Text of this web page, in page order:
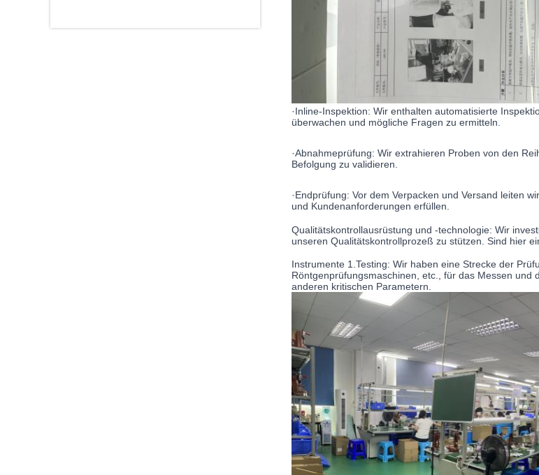
·Inline-Inspektion: Wir enthalten automatisierte
überwachen und mögliche Fragen zu ermitteln.
·Abnahmeprüfung: Wir extrahieren Proben von den
Befolgung zu validieren.
·Endprüfung: Vor dem Verpacken und Versand leiten
und Kundenanforderungen erfüllen.
Qualitätskontrollausrüstung und -technologie: Wir
unseren Qualitätskontrollprozeß zu stützen. Sind hier
Instrumente 1.Testing: Wir haben eine Strecke der
Röntgenprüfungsmaschinen, etc., für das Messen
anderen kritischen Parametern.